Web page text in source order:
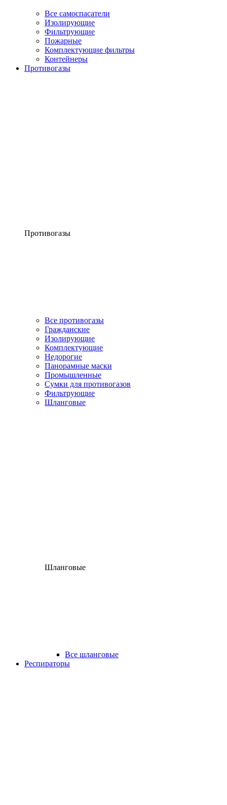
Все самоспасатели
Изолирующие
Фильтрующие
Пожарные
Комплектующие фильтры
Контейнеры
Противогазы
Противогазы
Все противогазы
Гражданские
Изолирующие
Комплектующие
Недорогие
Панорамные маски
Промышленные
Сумки для противогазов
Фильтрующие
Шланговые
Шланговые
Все шланговые
Респираторы